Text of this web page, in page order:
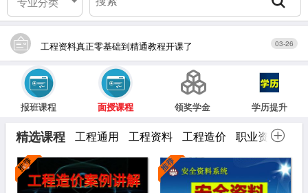
工程资料真正零基础到精通教程开课了 03-26
报班课程 面授课程 领奖学金 学历提升
精选课程 工程通用 工程资料 工程造价 职业资格